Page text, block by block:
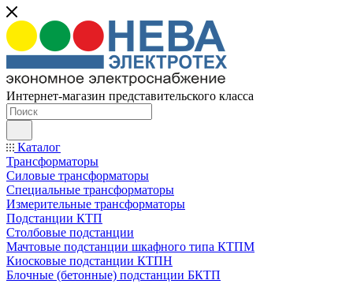
Интернет-магазин представительского класса
Каталог
Трансформаторы
Силовые трансформаторы
Специальные трансформаторы
Измерительные трансформаторы
Подстанции КТП
Столбовые подстанции
Мачтовые подстанции шкафного типа КТПМ
Киосковые подстанции КТПН
Блочные (бетонные) подстанции БКТП